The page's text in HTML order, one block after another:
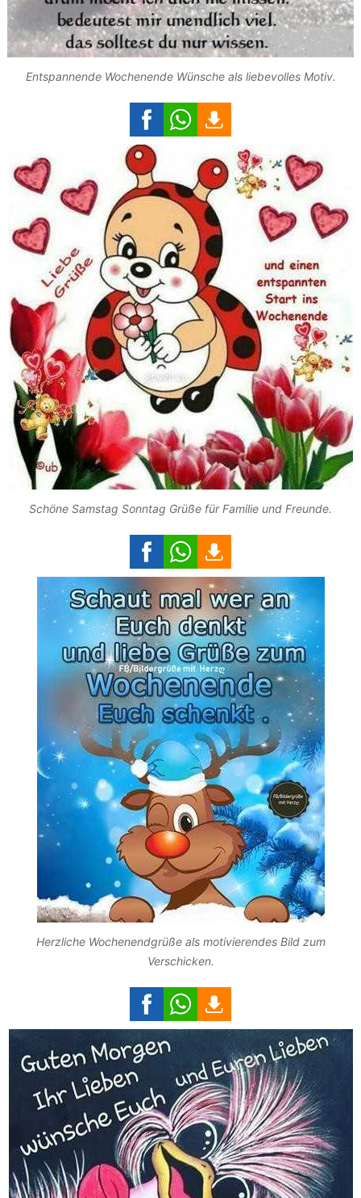
Entspannende Wochenende Wünsche als liebevolles Motiv.
Schöne Samstag Sonntag Grüße für Familie und Freunde.
Herzliche Wochenendgrüße als motivierendes Bild zum
Verschicken.